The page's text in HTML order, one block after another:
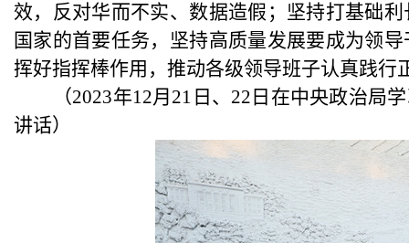
效，反对华而不实、数据造假；坚持打基础
国家的首要任务，坚持高质量发展要成为领
挥好指挥棒作用，推动各级领导班子认真践行
（2023年12月21日、22日在中央政治局
讲话）